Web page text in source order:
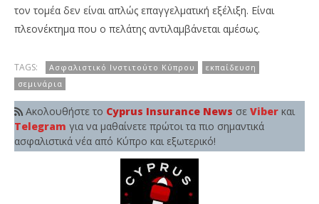
τον τομέα δεν είναι απλώς επαγγελματική εξέλιξη. Είναι
πλεονέκτημα που ο πελάτης αντιλαμβάνεται αμέσως.
TAGS: Ασφαλιστικό Ινστιτούτο Κύπρου
εκπαίδευση
σεμινάρια
Ακολουθήστε το Cyprus Insurance News σε Viber και
Telegram για να μαθαίνετε πρώτοι τα πιο σημαντικά
ασφαλιστικά νέα από Κύπρο και εξωτερικό!